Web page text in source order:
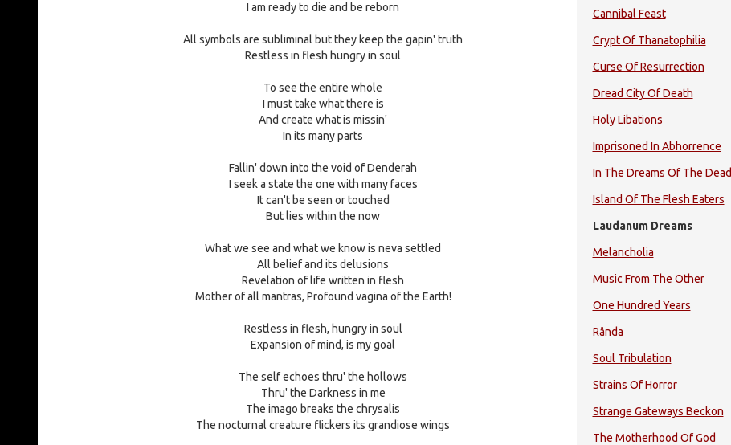
I am ready to die and be reborn
All symbols are subliminal but they keep the gapin' truth
Restless in flesh hungry in soul
To see the entire whole
I must take what there is
And create what is missin'
In its many parts
Fallin' down into the void of Denderah
I seek a state the one with many faces
It can't be seen or touched
But lies within the now
What we see and what we know is neva settled
All belief and its delusions
Revelation of life written in flesh
Mother of all mantras, Profound vagina of the Earth!
Restless in flesh, hungry in soul
Expansion of mind, is my goal
The self echoes thru' the hollows
Thru' the Darkness in me
The imago breaks the chrysalis
The nocturnal creature flickers its grandiose wings
Cannibal Feast
Crypt Of Thanatophilia
Curse Of Resurrection
Dread City Of Death
Holy Libations
Imprisoned In Abhorrence
In The Dreams Of The Dead
Island Of The Flesh Eaters
Laudanum Dreams
Melancholia
Music From The Other
One Hundred Years
Rånda
Soul Tribulation
Strains Of Horror
Strange Gateways Beckon
The Motherhood Of God